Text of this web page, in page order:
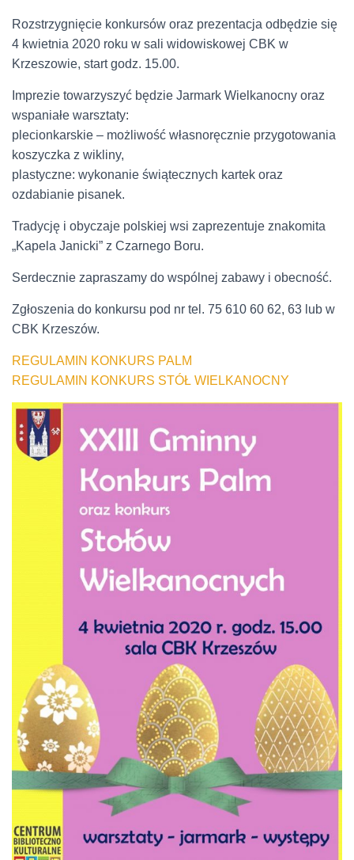
Rozstrzygnięcie konkursów oraz prezentacja odbędzie się
4 kwietnia 2020 roku w sali widowiskowej CBK w
Krzeszowie, start godz. 15.00.
Imprezie towarzyszyć będzie Jarmark Wielkanocny oraz
wspaniałe warsztaty:
plecionkarskie – możliwość własnoręcznie przygotowania
koszyczka z wikliny,
plastyczne: wykonanie świątecznych kartek oraz
ozdabianie pisanek.
Tradycję i obyczaje polskiej wsi zaprezentuje znakomita
„Kapela Janicki” z Czarnego Boru.
Serdecznie zapraszamy do wspólnej zabawy i obecność.
Zgłoszenia do konkursu pod nr tel. 75 610 60 62, 63 lub w
CBK Krzeszów.
REGULAMIN KONKURS PALM
REGULAMIN KONKURS STÓŁ WIELKANOCNY